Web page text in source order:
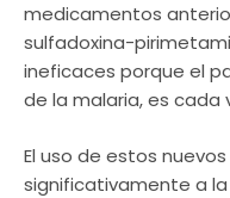
medicamentos
sulfadoxina-
ineficaces porque el
de la malaria, es cada
El uso de estos
significativamente a